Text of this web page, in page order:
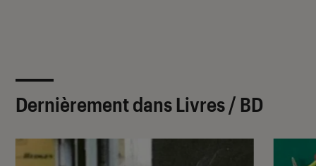
Dernièrement dans Livres / BD